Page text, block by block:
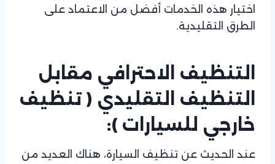
اختيار هذه الخدمات أفضل من الاعتماد على
الطرق التقليدية.
التنظيف الاحترافي مقابل
التنظيف التقليدي ( تنظيف
خارجي للسيارات ):
عند الحديث عن تنظيف السيارة، هناك العديد من